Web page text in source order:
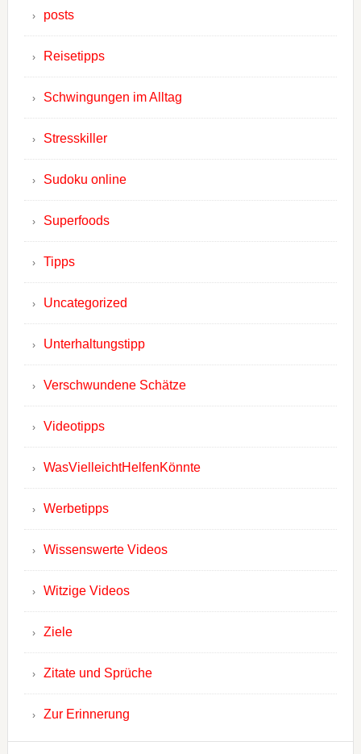
posts
Reisetipps
Schwingungen im Alltag
Stresskiller
Sudoku online
Superfoods
Tipps
Uncategorized
Unterhaltungstipp
Verschwundene Schätze
Videotipps
WasVielleichtHelfenKönnte
Werbetipps
Wissenswerte Videos
Witzige Videos
Ziele
Zitate und Sprüche
Zur Erinnerung